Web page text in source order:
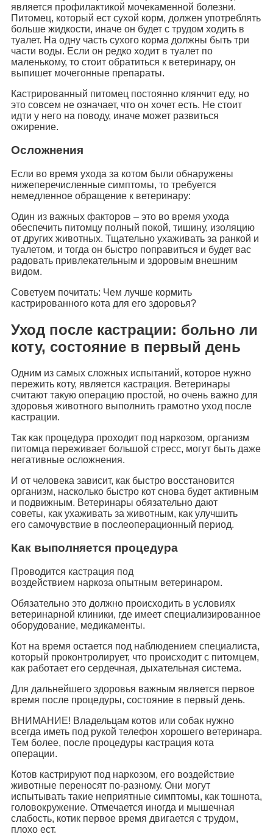
является профилактикой мочекаменной болезни.
Питомец, который ест сухой корм, должен употреблять
больше жидкости, иначе он будет с трудом ходить в
туалет. На одну часть сухого корма должны быть три
части воды. Если он редко ходит в туалет по
маленькому, то стоит обратиться к ветеринару, он
выпишет мочегонные препараты.
Кастрированный питомец постоянно клянчит еду, но
это совсем не означает, что он хочет есть. Не стоит
идти у него на поводу, иначе может развиться
ожирение.
Осложнения
Если во время ухода за котом были обнаружены
нижеперечисленные симптомы, то требуется
немедленное обращение к ветеринару:
Один из важных факторов – это во время ухода
обеспечить питомцу полный покой, тишину, изоляцию
от других животных. Тщательно ухаживать за ранкой и
туалетом, и тогда он быстро поправиться и будет вас
радовать привлекательным и здоровым внешним
видом.
Советуем почитать: Чем лучше кормить
кастрированного кота для его здоровья?
Уход после кастрации: больно ли
коту, состояние в первый день
Одним из самых сложных испытаний, которое нужно
пережить коту, является кастрация. Ветеринары
считают такую операцию простой, но очень важно для
здоровья животного выполнить грамотно уход после
кастрации.
Так как процедура проходит под наркозом, организм
питомца переживает большой стресс, могут быть даже
негативные осложнения.
И от человека зависит, как быстро восстановится
организм, насколько быстро кот снова будет активным
и подвижным. Ветеринары обязательно дают
советы, как ухаживать за животным, как улучшить
его самочувствие в послеоперационный период.
Как выполняется процедура
Проводится кастрация под
воздействием наркоза опытным ветеринаром.
Обязательно это должно происходить в условиях
ветеринарной клиники, где имеет специализированное
оборудование, медикаменты.
Кот на время остается под наблюдением специалиста,
который проконтролирует, что происходит с питомцем,
как работает его сердечная, дыхательная система.
Для дальнейшего здоровья важным является первое
время после процедуры, состояние в первый день.
ВНИМАНИЕ! Владельцам котов или собак нужно
всегда иметь под рукой телефон хорошего ветеринара.
Тем более, после процедуры кастрация кота
операции.
Котов кастрируют под наркозом, его воздействие
животные переносят по-разному. Они могут
испытывать такие неприятные симптомы, как тошнота,
головокружение. Отмечается иногда и мышечная
слабость, котик первое время двигается с трудом,
плохо ест.